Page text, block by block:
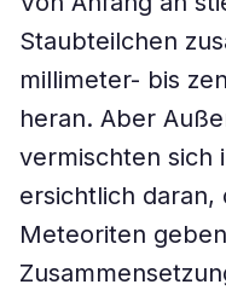
Staubteilchen
millimeter- bis
heran. Aber
vermischten sich
ersichtlich daran,
Meteoriten